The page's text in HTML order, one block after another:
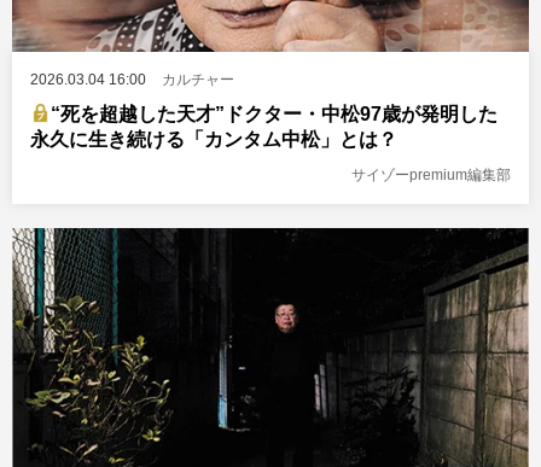
2026.03.04 16:00 カルチャー
“死を超越した天才”ドクター・中松97歳が発明した
永久に生き続ける「カンタム中松」とは？
サイゾーpremium編集部